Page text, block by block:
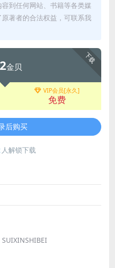
到任何网站、书籍等各类媒
著者的合法权益，可联系我
下载
2金贝
VIP会员[永久]
免费
后购买
人解锁下载